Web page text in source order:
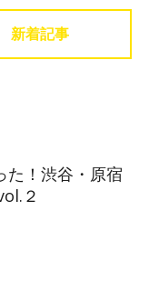
新着記事
た！渋谷・原宿
２